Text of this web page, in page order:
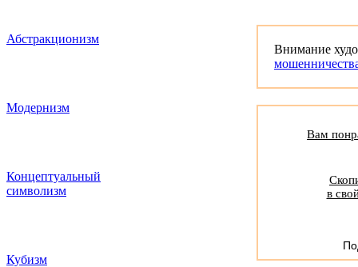
Абстракционизм
Модернизм
Концептуальный
символизм
Кубизм
Внимание
Вам
в